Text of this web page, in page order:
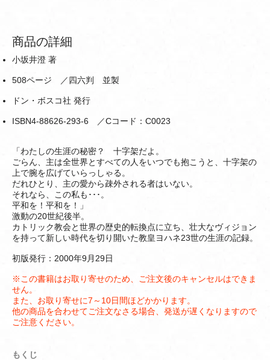
商品の詳細
小坂井澄 著
508ページ ／四六判 並製
ドン・ボスコ社 発行
ISBN4-88626-293-6 ／Cコード：C0023
「わたしの生涯の秘密？ 十字架だよ。
ごらん、主は全世界とすべての人をいつでも抱こうと、十字架の
上で腕を広げていらっしゃる。
だれひとり、主の愛から疎外される者はいない。
それなら、この私も･･･。
平和を！平和を！」
激動の20世紀後半。
カトリック教会と世界の歴史的転換点に立ち、壮大なヴィジョン
を持って新しい時代を切り開いた教皇ヨハネ23世の生涯の記録。
初版発行：2000年9月29日
※この書籍はお取り寄せのため、ご注文後のキャンセルはできま
せん。
また、お取り寄せに7～10日間ほどかかります。
他の商品を合わせてご注文なさる場合、発送が遅くなりますので
ご注意ください。
もくじ